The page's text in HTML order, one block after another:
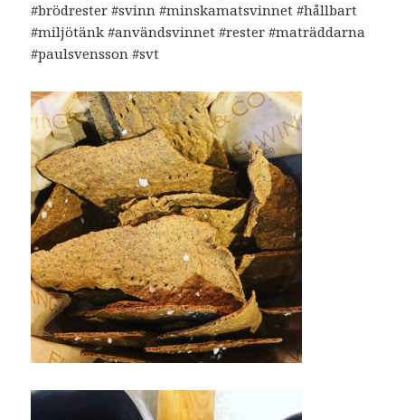
#brödrester #svinn #minskamatsvinnet #hållbart
#miljötänk #användsvinnet #rester #maträddarna
#paulsvensson #svt